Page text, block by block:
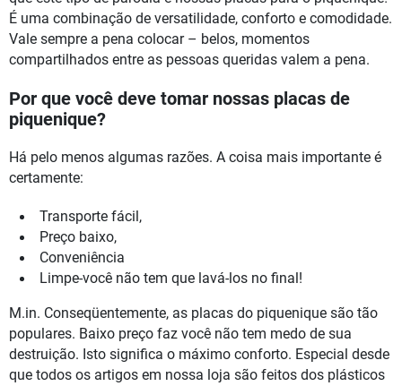
É uma combinação de versatilidade, conforto e comodidade.
Vale sempre a pena colocar – belos, momentos
compartilhados entre as pessoas queridas valem a pena.
Por que você deve tomar nossas placas de
piquenique?
Há pelo menos algumas razões. A coisa mais importante é
certamente:
Transporte fácil,
Preço baixo,
Conveniência
Limpe-você não tem que lavá-los no final!
M.in. Conseqüentemente, as placas do piquenique são tão
populares. Baixo preço faz você não tem medo de sua
destruição. Isto significa o máximo conforto. Especial desde
que todos os artigos em nossa loja são feitos dos plásticos